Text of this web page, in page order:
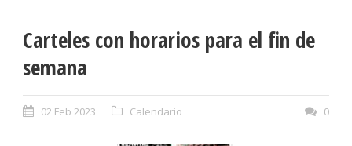
Carteles con horarios para el fin de
semana
02 Feb 2023 Calendario 0